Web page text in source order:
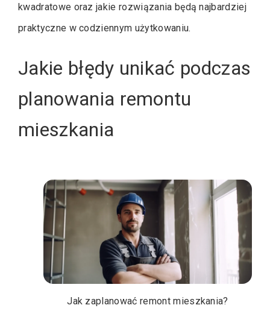
kwadratowe oraz jakie rozwiązania będą najbardziej
praktyczne w codziennym użytkowaniu.
Jakie błędy unikać podczas
planowania remontu
mieszkania
Jak zaplanować remont mieszkania?